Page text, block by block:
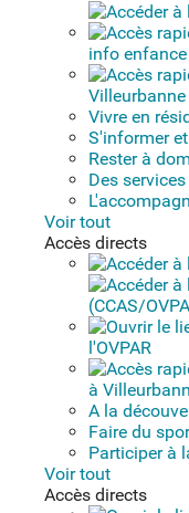
info enfance
Villeurbanne
Vivre en
S'informer
Rester à
Des
Voir tout
Accès directs
(CCAS/
l'OVPAR
à
A la
Faire du
Participer à
Voir tout
Accès directs